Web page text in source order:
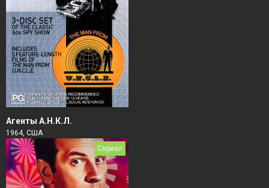
Агенты А.Н.К.Л.
1964, США
Сериал